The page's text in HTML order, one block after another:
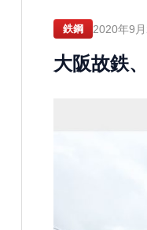
鉄鋼 2020年9
大阪故鉄